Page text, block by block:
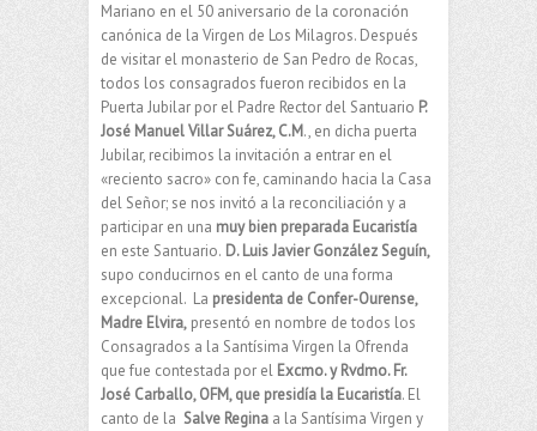
Mariano en el 50 aniversario de la coronación
canónica de la Virgen de Los Milagros. Después
de visitar el monasterio de San Pedro de Rocas,
todos los consagrados fueron recibidos en la
Puerta Jubilar por el Padre Rector del Santuario P.
José Manuel Villar Suárez, C.M., en dicha puerta
Jubilar, recibimos la invitación a entrar en el
«reciento sacro» con fe, caminando hacia la Casa
del Señor; se nos invitó a la reconciliación y a
participar en una muy bien preparada Eucaristía
en este Santuario. D. Luis Javier González Seguín,
supo conducirnos en el canto de una forma
excepcional. La presidenta de Confer-Ourense,
Madre Elvira, presentó en nombre de todos los
Consagrados a la Santísima Virgen la Ofrenda
que fue contestada por el Excmo. y Rvdmo. Fr.
José Carballo, OFM, que presidía la Eucaristía. El
canto de la Salve Regina a la Santísima Virgen y